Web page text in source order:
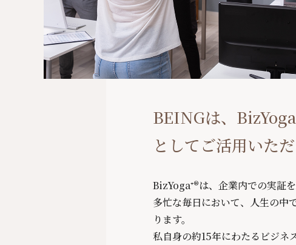
BEINGは、
としてご活用いた
BizYoga⁺®は、企業内での実証
多忙な毎日において、人生の中
ります。
私自身の約15年にわたるビジネ